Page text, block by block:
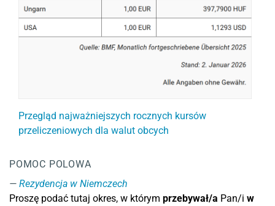
Przegląd najważniejszych rocznych kursów
przeliczeniowych dla walut obcych
POMOC POLOWA
Rezydencja w Niemczech
Proszę podać tutaj okres, w którym przebywał/a Pan/i w